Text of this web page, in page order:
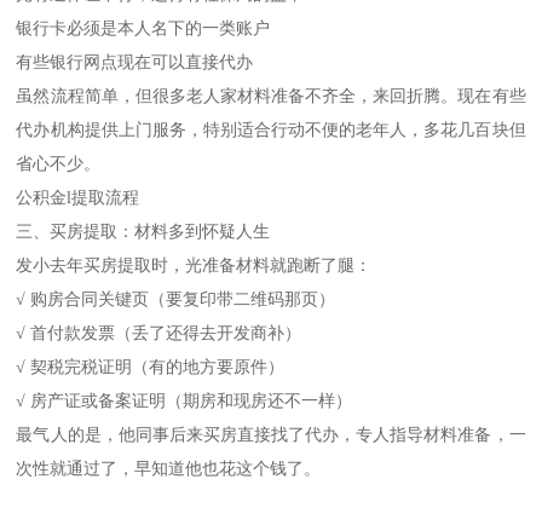
银行卡必须是本人名下的一类账户
有些银行网点现在可以直接代办
虽然流程简单，但很多老人家材料准备不齐全，来回折腾。现在有些
代办机构提供上门服务，特别适合行动不便的老年人，多花几百块但
省心不少。
公积金l提取流程
三、买房提取：材料多到怀疑人生
发小去年买房提取时，光准备材料就跑断了腿：
√ 购房合同关键页（要复印带二维码那页）
√ 首付款发票（丢了还得去开发商补）
√ 契税完税证明（有的地方要原件）
√ 房产证或备案证明（期房和现房还不一样）
最气人的是，他同事后来买房直接找了代办，专人指导材料准备，一
次性就通过了，早知道他也花这个钱了。